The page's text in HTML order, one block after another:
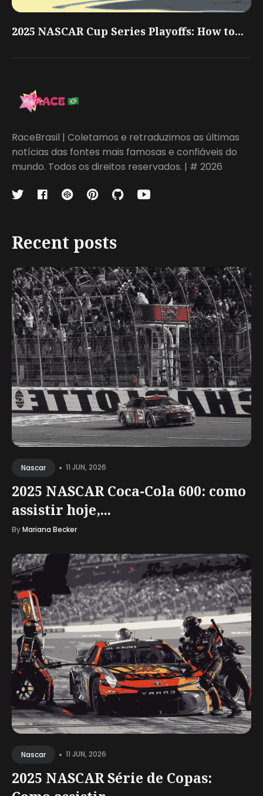
2025 NASCAR Cup Series Playoffs: How to...
RaceBrasil | Coletamos e retraduzimos as últimas
notícias das fontes mais famosas e confiáveis do
mundo. Todos os direitos reservados. | # 2026
Recent posts
Nascar • 11 JUN, 2026
2025 NASCAR Coca-Cola 600: como
assistir hoje,...
ByMariana Becker
Nascar • 11 JUN, 2026
2025 NASCAR Série de Copas: